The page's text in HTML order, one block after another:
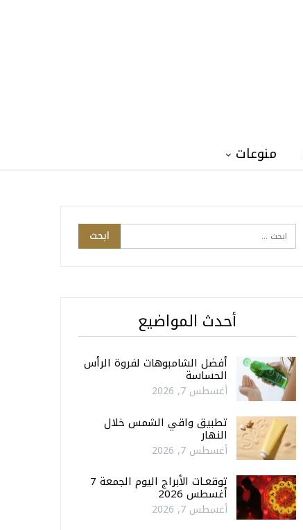
منوعات
أحدث المواضيع
أفضل الشامبوهات لفروة الرأس
الحساسة
أغسطس 7, 2026
تطبيق واقي الشمس خلال
النهار
أغسطس 7, 2026
توقعـات الأبراج اليوم الجمعة 7
أغسطس 2026
أغسطس 7, 2026